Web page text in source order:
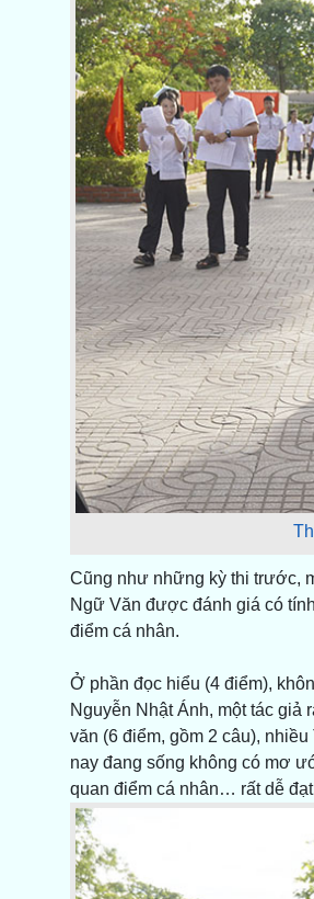
Cũng như những kỳ thi trước,
Ngữ Văn được đánh giá có
điểm cá nhân.
Ở phần đọc hiểu (4 điểm),
Nguyễn Nhật Ánh, một tác
văn (6 điểm, gồm 2 câu),
nay đang sống không có mơ
quan điểm cá nhân… rất dễ